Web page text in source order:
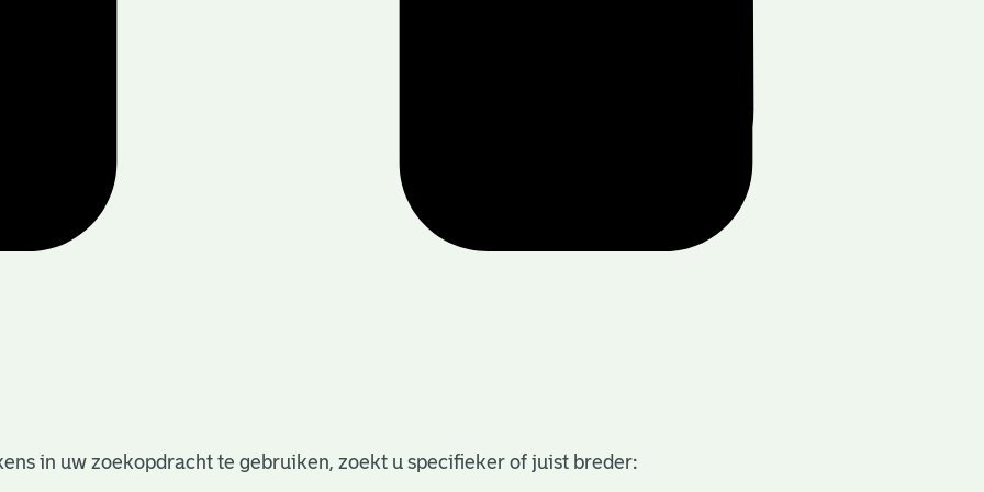
in uw zoekopdracht te gebruiken, zoekt u specifieker of juist breder: